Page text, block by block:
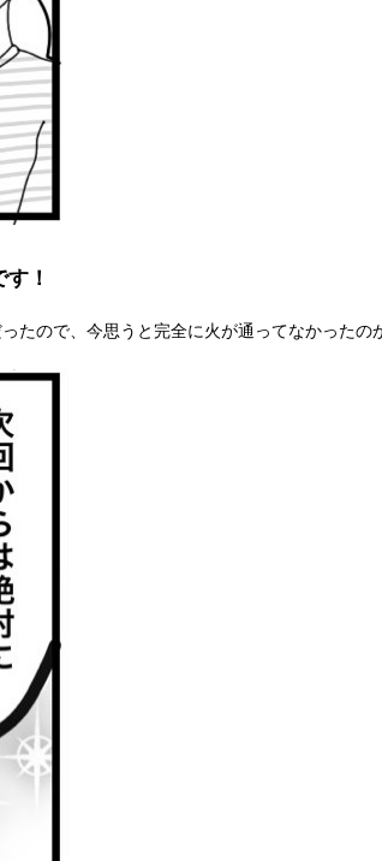
！
たので、今思うと完全に火が通ってなかったの